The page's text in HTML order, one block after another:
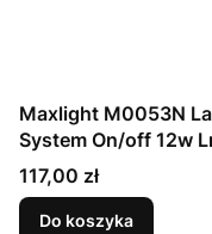
Maxlight M0053N
System On/off 12w
Cena
117,00 zł
Do koszyka